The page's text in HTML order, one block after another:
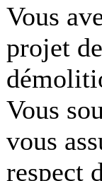
Vous
projet de
Vous
vous
respect